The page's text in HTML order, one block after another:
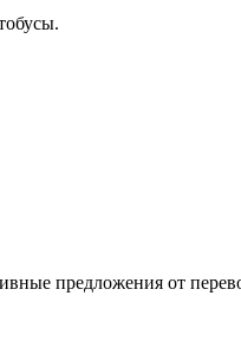
предложения от